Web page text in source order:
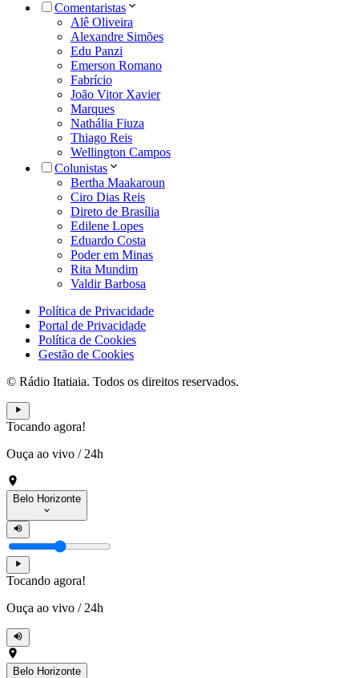
Comentaristas
Alê Oliveira
Alexandre Simões
Edu Panzi
Emerson Romano
Fabrício
João Vitor Xavier
Marques
Nathália Fiuza
Thiago Reis
Wellington Campos
Colunistas
Bertha Maakaroun
Ciro Dias Reis
Direto de Brasília
Edilene Lopes
Eduardo Costa
Poder em Minas
Rita Mundim
Valdir Barbosa
Política de Privacidade
Portal de Privacidade
Política de Cookies
Gestão de Cookies
© Rádio Itatiaia. Todos os direitos reservados.
Tocando agora!
Ouça ao vivo / 24h
Belo Horizonte
Tocando agora!
Ouça ao vivo / 24h
Belo Horizonte